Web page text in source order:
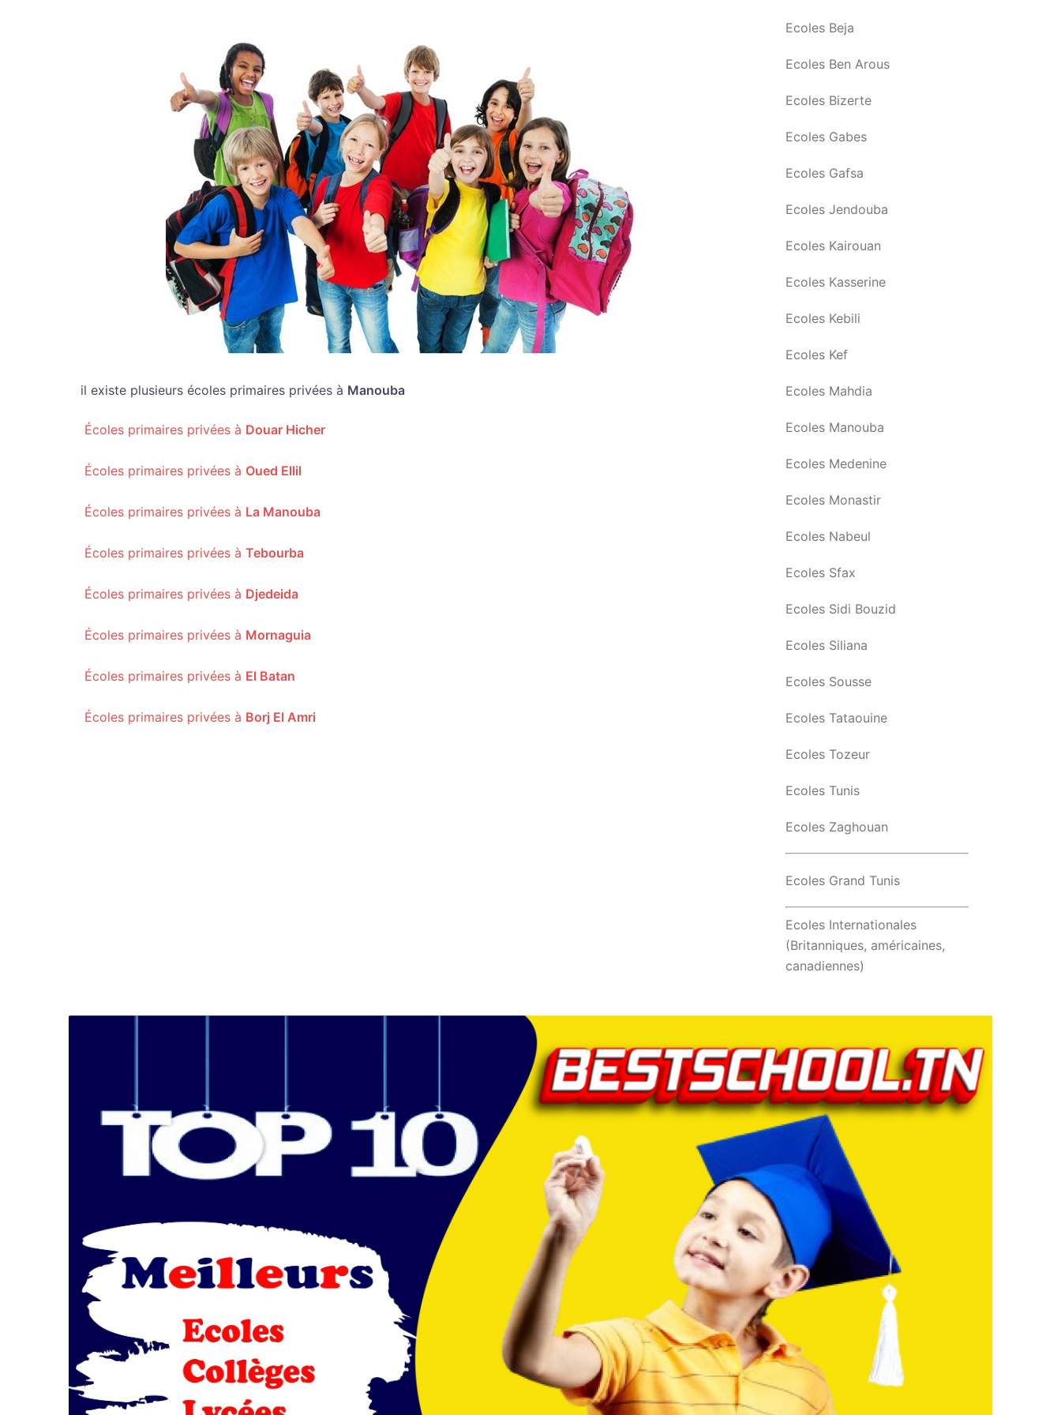
il existe plusieurs écoles primaires privées à Manouba
Écoles primaires privées à Douar Hicher
Écoles primaires privées à Oued Ellil
Écoles primaires privées à La Manouba
Écoles primaires privées à Tebourba
Écoles primaires privées à Djedeida
Écoles primaires privées à Mornaguia
Écoles primaires privées à El Batan
Écoles primaires privées à Borj El Amri
Ecoles Beja
Ecoles Ben Arous
Ecoles Bizerte
Ecoles Gabes
Ecoles Gafsa
Ecoles Jendouba
Ecoles Kairouan
Ecoles Kasserine
Ecoles Kebili
Ecoles Kef
Ecoles Mahdia
Ecoles Manouba
Ecoles Medenine
Ecoles Monastir
Ecoles Nabeul
Ecoles Sfax
Ecoles Sidi Bouzid
Ecoles Siliana
Ecoles Sousse
Ecoles Tataouine
Ecoles Tozeur
Ecoles Tunis
Ecoles Zaghouan
Ecoles Grand Tunis
Ecoles Internationales
(Britanniques, américaines,
canadiennes)